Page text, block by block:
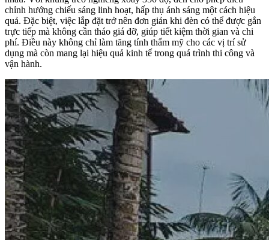
chỉnh hướng chiếu sáng linh hoạt, hấp thụ ánh sáng một cách hiệu
quả. Đặc biệt, việc lắp đặt trở nên đơn giản khi đèn có thể được gắn
trực tiếp mà không cần tháo giá đỡ, giúp tiết kiệm thời gian và chi
phí. Điều này không chỉ làm tăng tính thẩm mỹ cho các vị trí sử
dụng mà còn mang lại hiệu quả kinh tế trong quá trình thi công và
vận hành.